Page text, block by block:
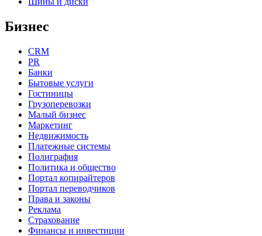
Бизнес
CRM
PR
Банки
Бытовые услуги
Гостиницы
Грузоперевозки
Малый бизнес
Маркетинг
Недвижимость
Платежные системы
Полиграфия
Политика и общество
Портал копирайтеров
Портал переводчиков
Права и законы
Реклама
Страхование
Финансы и инвестиции